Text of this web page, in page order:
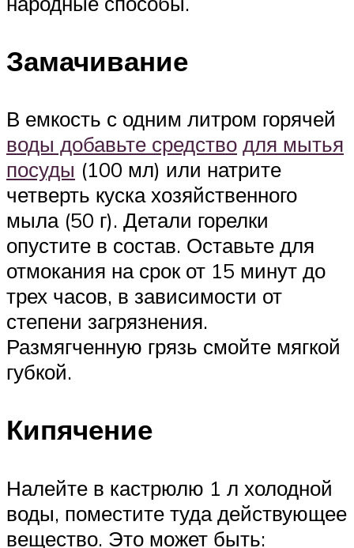
Замачивание
В емкость с одним литром горячей
воды добавьте средство для мытья
посуды (100 мл) или натрите
четверть куска хозяйственного
мыла (50 г). Детали горелки
опустите в состав. Оставьте для
отмокания на срок от 15 минут до
трех часов, в зависимости от
степени загрязнения.
Размягченную грязь смойте мягкой
губкой.
Кипячение
Налейте в кастрюлю 1 л холодной
воды, поместите туда действующее
вещество. Это может быть: